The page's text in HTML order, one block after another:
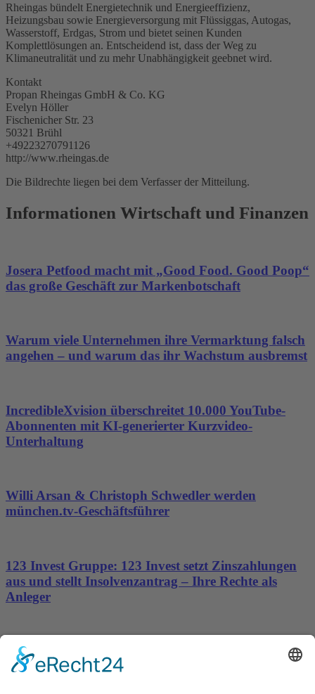
Rheingas bündelt Energietechnik und Energieeffizienz,
Heizungsbau sowie Energieversorgung mit Flüssiggas, Autogas,
Wasserstoff, Erdgas, Strom und bietet seinen Kunden
Komplettlösungen an. Entscheidend ist, dass der Weg zu
Klimaneutralität und zu mehr Unabhängigkeit geebnet wird.
Kontakt
Propan Rheingas GmbH & Co. KG
Evelyn Höller
Fischenicher Str. 23
50321 Brühl
+49223270791126
http://www.rheingas.de
Die Bildrechte liegen bei dem Verfasser der Mitteilung.
Informationen Wirtschaft und Finanzen
Josera Petfood macht mit „Good Food. Good Poop“
das große Geschäft zur Markenbotschaft
Warum viele Unternehmen ihre Vermarktung falsch
angehen – und warum das ihr Wachstum ausbremst
IncredibleXvision überschreitet 10.000 YouTube-
Abonnenten mit KI-generierter Kurzvideo-
Unterhaltung
Willi Arsan & Christoph Schwedler werden
münchen.tv-Geschäftsführer
123 Invest Gruppe: 123 Invest setzt Zinszahlungen
aus und stellt Insolvenzantrag – Ihre Rechte als
Anleger
Dronus sichert sich 15 Millionen Dollar und treibt
den Aufbau autonomer Luftinfrastruktur voran